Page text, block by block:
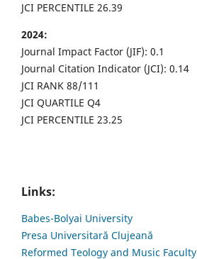
JCI PERCENTILE 26.39
2024:
Journal Impact Factor (JIF): 0.1
Journal Citation Indicator (JCI): 0.14
JCI RANK 88/111
JCI QUARTILE Q4
JCI PERCENTILE 23.25
Links:
Babes-Bolyai University
Presa Universitară Clujeană
Reformed Teology and Music Faculty